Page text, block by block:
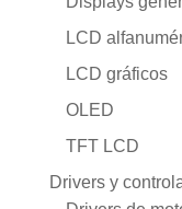
LCD
LCD gráficos
OLED
TFT LCD
Drivers y